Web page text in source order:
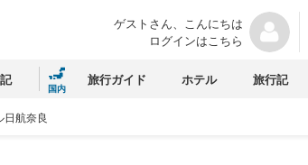
ゲストさん、こんにちは
ログインはこちら
国内
旅行ガイド ホテル 旅行記
日航奈良